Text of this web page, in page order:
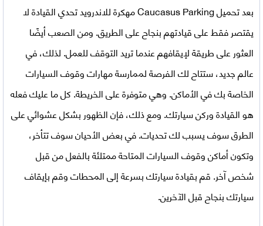
بعدتحميل Caucasus Parking مهكرة للاندرويد
تحدي القيادة لا
يقتصر فقط على قيادتهم بنجاح على الطريق. ومن الصعب أيضًا
العثور على طريقة لإيقافهم عندما تريد التوقف للعمل. لذلك، في
عالم جديد، ستتاح لك الفرصة لممارسة مهارات وقوف السيارات
الخاصة بك في الأماكن. وهي متوفرة على الخريطة. كل ما عليك فعله
هو القيادة وركن سيارتك. ومع ذلك، فإن الظهور بشكل عشوائي على
الطرق سوف يسبب لك تحديات. في بعض الأحيان سوف تتأخر،
وتكون أماكن وقوف السيارات المتاحة ممتلئة بالفعل من قبل
شخص آخر. قم بقيادة سيارتك بسرعة إلى المحطات وقم بإيقاف
سيارتك بنجاح قبل الآخرين.